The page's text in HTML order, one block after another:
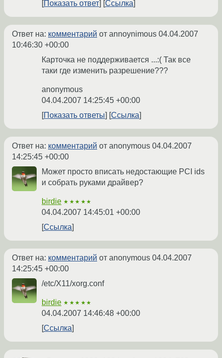
Показать ответ Ссылка
Ответ на: комментарий от annoynimous 04.04.2007
10:46:30 +00:00
Карточка не поддерживается ...:( Так все
таки где изменить разрешение???
anonymous
04.04.2007 14:25:45 +00:00
Показать ответы
Ссылка
Ответ на: комментарий от anonymous 04.04.2007
14:25:45 +00:00
Может просто вписать недостающие PCI ids
и собрать руками драйвер?
birdie ★★★★★
04.04.2007 14:45:01 +00:00
Ссылка
Ответ на: комментарий от anonymous 04.04.2007
14:25:45 +00:00
/etc/X11/xorg.conf
birdie ★★★★★
04.04.2007 14:46:48 +00:00
Ссылка